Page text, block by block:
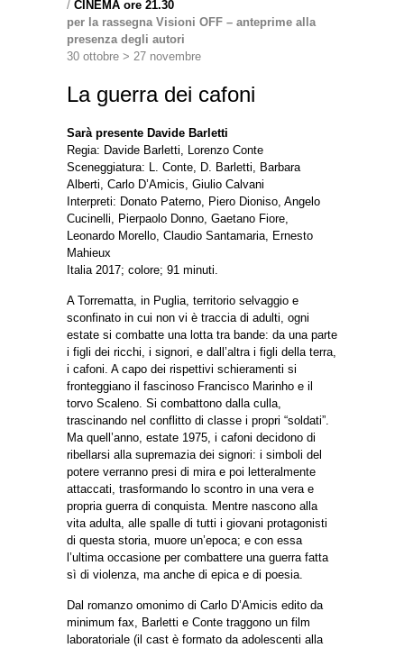
/ CINEMA ore 21.30
per la rassegna Visioni OFF – anteprime alla
presenza degli autori
30 ottobre > 27 novembre
La guerra dei cafoni
Sarà presente Davide Barletti
Regia: Davide Barletti, Lorenzo Conte
Sceneggiatura: L. Conte, D. Barletti, Barbara
Alberti, Carlo D’Amicis, Giulio Calvani
Interpreti: Donato Paterno, Piero Dioniso, Angelo
Cucinelli, Pierpaolo Donno, Gaetano Fiore,
Leonardo Morello, Claudio Santamaria, Ernesto
Mahieux
Italia 2017; colore; 91 minuti.
A Torrematta, in Puglia, territorio selvaggio e
sconfinato in cui non vi è traccia di adulti, ogni
estate si combatte una lotta tra bande: da una parte
i figli dei ricchi, i signori, e dall’altra i figli della terra,
i cafoni. A capo dei rispettivi schieramenti si
fronteggiano il fascinoso Francisco Marinho e il
torvo Scaleno. Si combattono dalla culla,
trascinando nel conflitto di classe i propri “soldati”.
Ma quell’anno, estate 1975, i cafoni decidono di
ribellarsi alla supremazia dei signori: i simboli del
potere verranno presi di mira e poi letteralmente
attaccati, trasformando lo scontro in una vera e
propria guerra di conquista. Mentre nascono alla
vita adulta, alle spalle di tutti i giovani protagonisti
di questa storia, muore un’epoca; e con essa
l’ultima occasione per combattere una guerra fatta
sì di violenza, ma anche di epica e di poesia.
Dal romanzo omonimo di Carlo D’Amicis edito da
minimum fax, Barletti e Conte traggono un film
laboratoriale (il cast è formato da adolescenti alla